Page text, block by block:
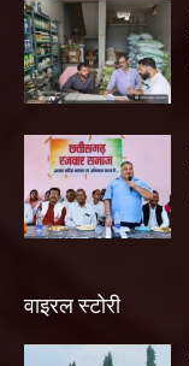
वाइरल स्टोरी